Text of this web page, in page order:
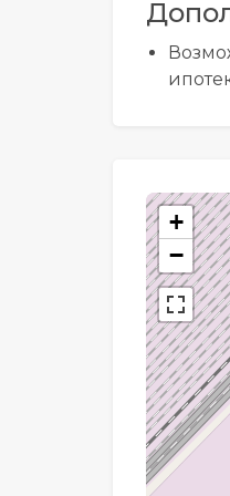
+
−